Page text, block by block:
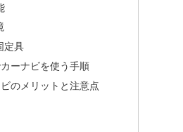
定具
ーナビを使う手順
のメリットと注意点